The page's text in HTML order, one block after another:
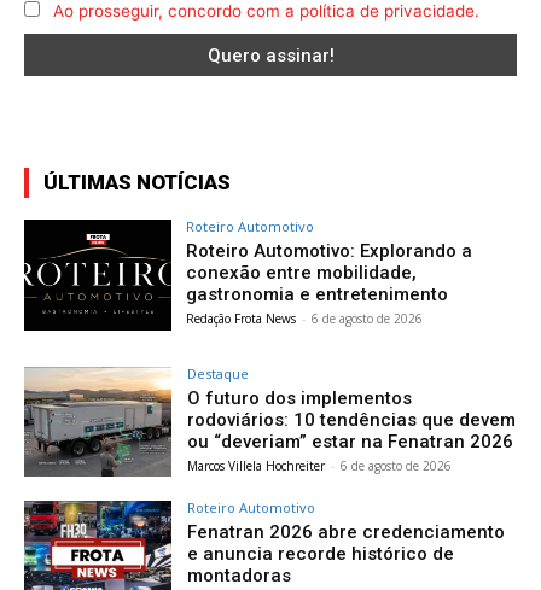
Ao prosseguir, concordo com a política de privacidade.
ÚLTIMAS NOTÍCIAS
Roteiro Automotivo
Roteiro Automotivo: Explorando a
conexão entre mobilidade,
gastronomia e entretenimento
Redação Frota News - 6 de agosto de 2026
Destaque
O futuro dos implementos
rodoviários: 10 tendências que devem
ou “deveriam” estar na Fenatran 2026
Marcos Villela Hochreiter - 6 de agosto de 2026
Roteiro Automotivo
Fenatran 2026 abre credenciamento
e anuncia recorde histórico de
montadoras